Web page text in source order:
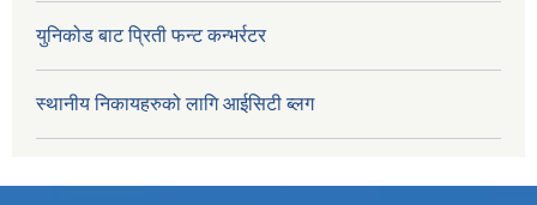
युनिकोड बाट प्रिती फन्ट कन्भर्रटर
स्थानीय निकायहरुको लागि आईसिटी ब्लग